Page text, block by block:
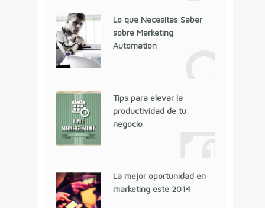
Lo que Necesitas Saber
sobre Marketing
Automation
Tips para elevar la
productividad de tu
negocio
La mejor oportunidad en
marketing este 2014